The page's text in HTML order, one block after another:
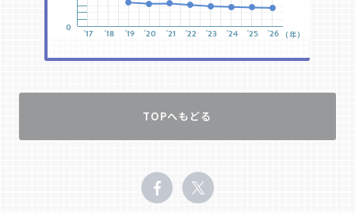
(年)
'17 '18 '19 '20 '21 '22 '23 '24 '25 '26
0 %
%
%
%
%
%
%
%
%
(年)
'17 '18 '19 '20 '21 '22 '23 '24 '25 '26
0 %
TOPへもどる